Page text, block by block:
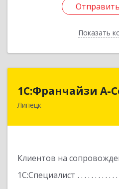
Показать
1С:Франчайзи А-
Липецк
Клиентов на
1С:Специалист
398059, Липецкая